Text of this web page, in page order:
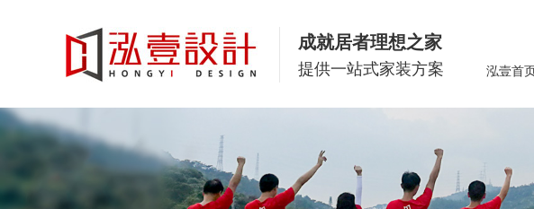
成就居者理想之家
提供一站式家装方案 泓壹首